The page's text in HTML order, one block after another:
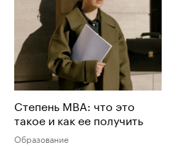
Степень MBA: что это
такое и как ее получить
Образование